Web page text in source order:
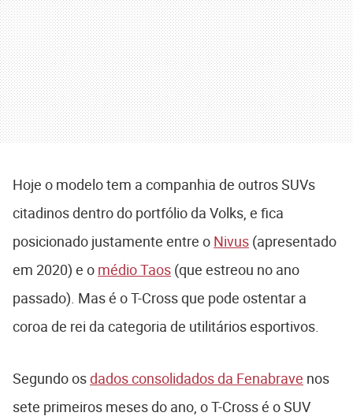
Hoje o modelo tem a companhia de outros SUVs
citadinos dentro do portfólio da Volks, e fica
posicionado justamente entre o Nivus (apresentado
em 2020) e o médio Taos (que estreou no ano
passado). Mas é o T-Cross que pode ostentar a
coroa de rei da categoria de utilitários esportivos.
Segundo osdados consolidados da Fenabrave nos
sete primeiros meses do ano, o T-Cross é o SUV